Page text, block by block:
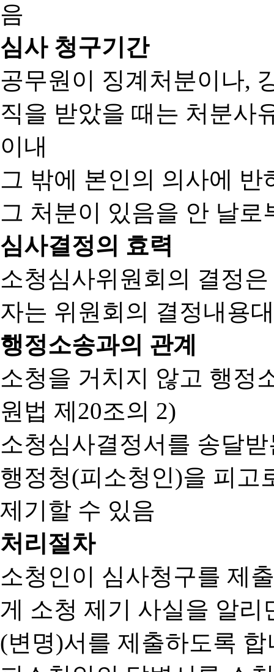
음
심사 청구기간
공무원이 징계처분이나,
직을 받았을 때는 처분사
이내
그 밖에 본인의 의사에
그 처분이 있음을 안 날로
심사결정의 효력
소청심사위원회의 결정
자는 위원회의 결정내용
행정소송과의 관계
소청을 거치지 않고 행정
원법 제20조의 2)
소청심사결정서를 송달
행정청(피소청인)을 피고
제기할 수 있음
처리절차
소청인이 심사청구를 제
게 소청 제기 사실을 알
(변명)서를 제출하도록 합